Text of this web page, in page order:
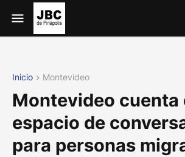
Inicio Montevideo
Montevideo cuenta
espacio de
para personas